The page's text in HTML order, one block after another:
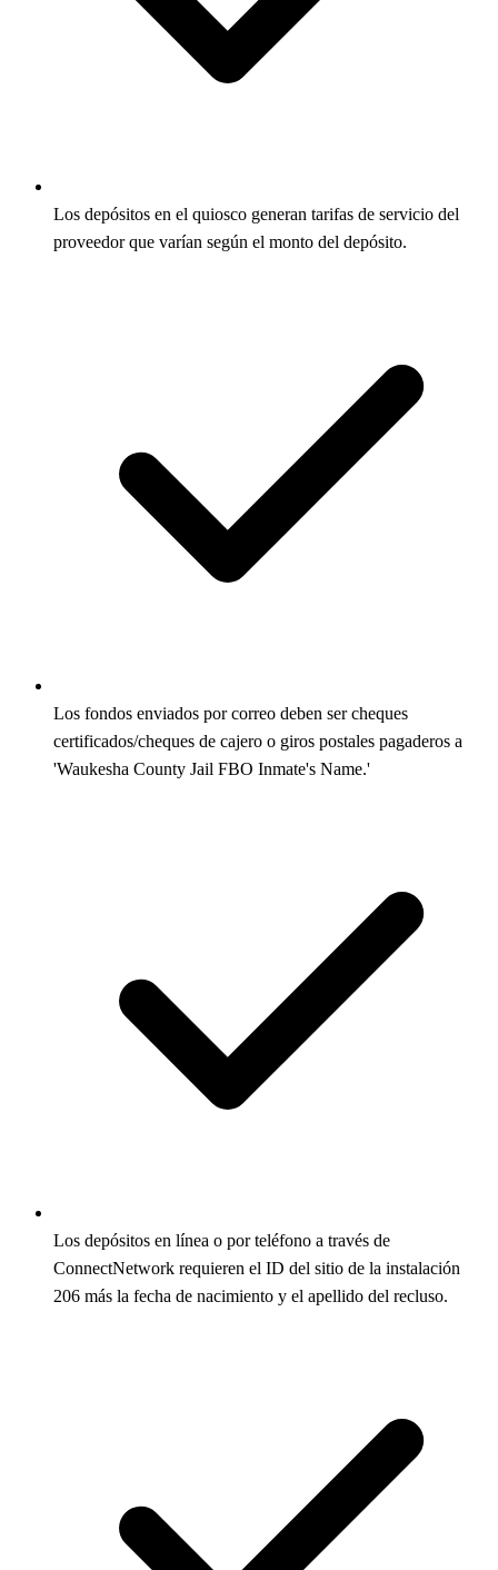
Los depósitos en el quiosco generan tarifas de servicio del
proveedor que varían según el monto del depósito.
Los fondos enviados por correo deben ser cheques
certificados/cheques de cajero o giros postales pagaderos a
'Waukesha County Jail FBO Inmate's Name.'
Los depósitos en línea o por teléfono a través de
ConnectNetwork requieren el ID del sitio de la instalación
206 más la fecha de nacimiento y el apellido del recluso.